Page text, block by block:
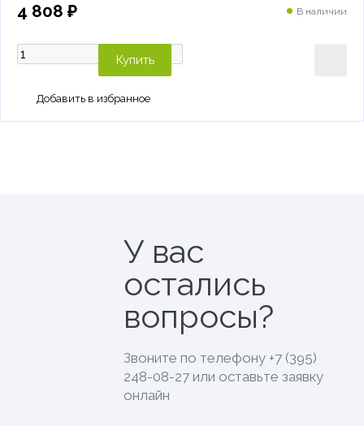
4 808 ₽ В наличии
Купить
У вас
остались
вопросы?
Звоните по телефону+7 (395)
248-08-27 или оставьте заявку
онлайн